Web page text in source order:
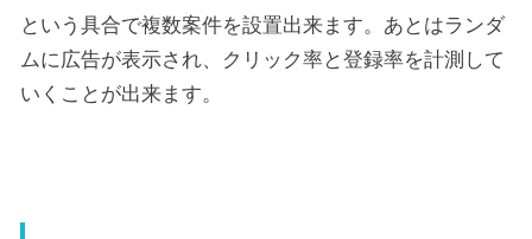
という具合で複数案件を設置出来ます。あとはランダ
ムに広告が表示され、クリック率と登録率を計測して
いくことが出来ます。